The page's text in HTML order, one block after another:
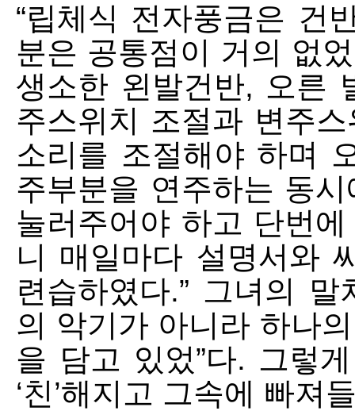
“립체식 전자풍금은 건
분은 공통점이 거의 없
생소한 왼발건반, 오른
주스위치 조절과 변주
소리를 조절해야 하며
주부분을 연주하는 동
눌러주어야 하고 단번
니 매일마다 설명서와
련습하였다.” 그녀의
의 악기가 아니라 하나
을 담고 있었”다. 그렇
‘친’해지고 그속에 빠져